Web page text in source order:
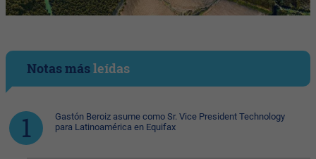
Notas másleídas
Gastón Beroiz asume como Sr. Vice President Technology
para Latinoamérica en Equifax